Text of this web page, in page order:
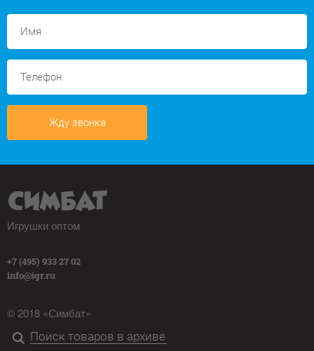
Жду звонка
Игрушки оптом
+7 (495) 933 27 02
info@igr.ru
© 2018 «Симбат»